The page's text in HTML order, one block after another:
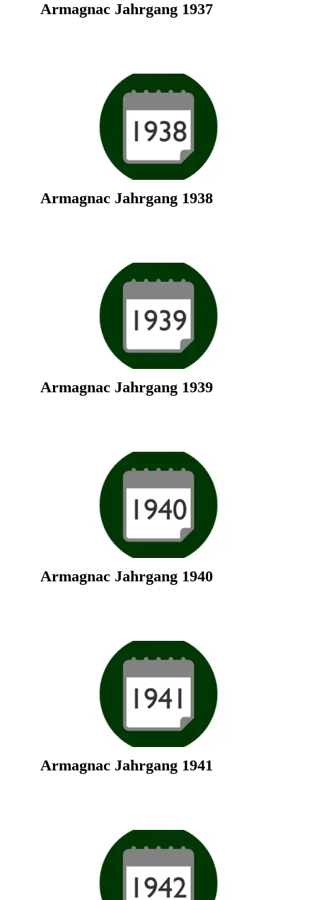
Armagnac Jahrgang 1937
Armagnac Jahrgang 1938
Armagnac Jahrgang 1939
Armagnac Jahrgang 1940
Armagnac Jahrgang 1941